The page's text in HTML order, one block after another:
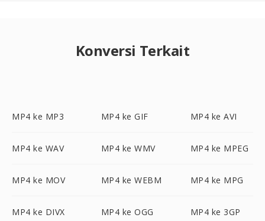
Konversi Terkait
MP4 ke MP3 MP4 ke GIF MP4 ke AVI
MP4 ke WAV MP4 ke WMV MP4 ke MPEG
MP4 ke MOV MP4 ke WEBM MP4 ke MPG
MP4 ke DIVX MP4 ke OGG MP4 ke 3GP